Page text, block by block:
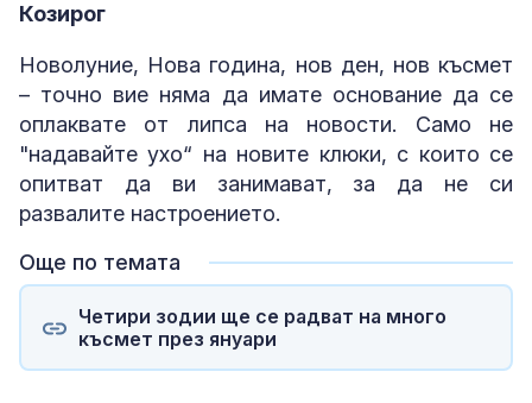
Козирог
Новолуние, Нова година, нов ден, нов късмет
– точно вие няма да имате основание да се
оплаквате от липса на новости. Само не
"надавайте ухо“ на новите клюки, с които се
опитват да ви занимават, за да не си
развалите настроението.
Още по темата
Четири зодии ще се радват на много
късмет през януари